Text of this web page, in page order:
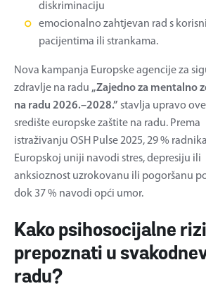
diskriminaciju
emocionalno zahtjevan rad s
pacijentima ili strankama.
Nova kampanja Europske agencije za
zdravlje na radu „Zajedno za mentalno
na radu 2026.–2028.” stavlja upravo
središte europske zaštite na radu. Prema
istraživanju OSH Pulse 2025, 29 %
Europskoj uniji navodi stres, depresiju ili
anksioznost uzrokovanu ili pogoršanu
dok 37 % navodi opći umor.
Kako psihosocijalne
prepoznati u
radu?